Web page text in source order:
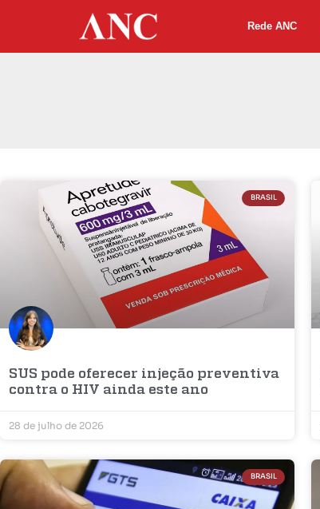
Rede ANC
BRASIL
SUS pode oferecer injeção preventiva
contra o HIV ainda este ano
28 de julho de 2026
BRASIL